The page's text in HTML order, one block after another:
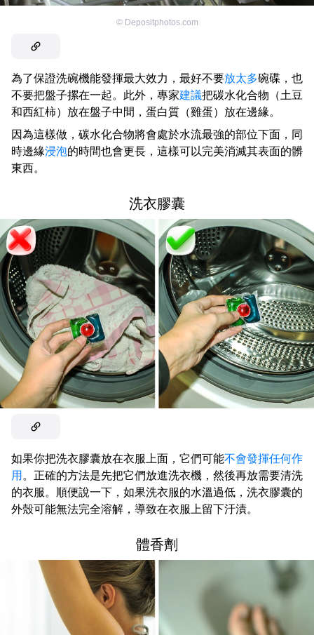
© Depositphotos.com
為了保證洗碗機能發揮最大效力，最好不要放太多碗碟，也
不要把盤子摞在一起。此外，專家建議把碳水化合物（土豆
和西紅柿）放在盤子中間，蛋白質（雞蛋）放在邊緣。
因為這樣做，碳水化合物將會處於水流最強的部位下面，同
時邊緣浸泡的時間也會更長，這樣可以完美消滅其表面的髒
東西。
洗衣膠囊
如果你把洗衣膠囊放在衣服上面，它們可能不會發揮任何作
用 。正確的方法是先把它們放進洗衣機，然後再放需要清洗
的衣服。順便說一下，如果洗衣服的水溫過低，洗衣膠囊的
外殼可能無法完全溶解，導致在衣服上留下汙漬。
體香劑